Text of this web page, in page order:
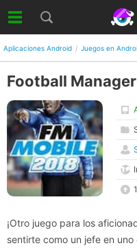
Aplicaciones Android Juegos en
Football
¡Otro juego para los
sentirte como un jefe en